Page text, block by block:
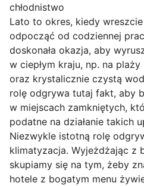
chłodnistwo
Lato to okres, kiedy
odpocząć od codziennej
doskonała okazja, aby
w ciepłym kraju, np. na
oraz krystalicznie czystą
rolę odgrywa tutaj fakt, aby
w miejscach zamkniętych,
podatne na działanie takich
Niezwykle istotną rolę
klimatyzacja. Wyjeżdżając z
skupiamy się na tym, żeby
hotele z bogatym menu